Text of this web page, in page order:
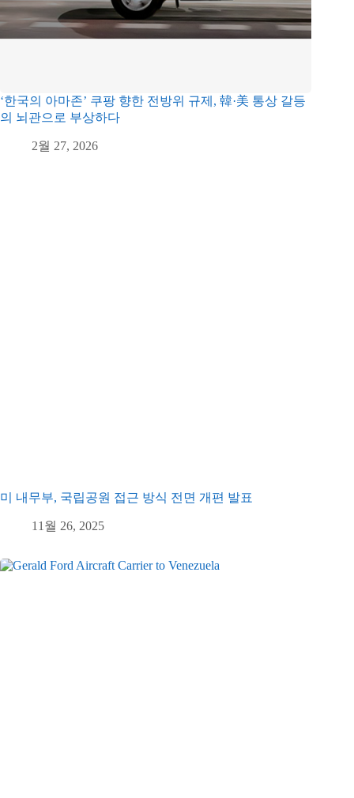
‘한국의 아마존’ 쿠팡 향한 전방위 규제, 韓·美 통상 갈등
의 뇌관으로 부상하다
2월 27, 2026
미 내무부, 국립공원 접근 방식 전면 개편 발표
11월 26, 2025